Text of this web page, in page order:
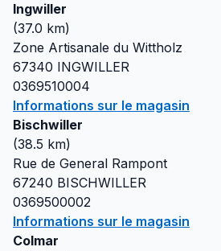
Ingwiller
(37.0 km)
Zone Artisanale du Wittholz
67340 INGWILLER
0369510004
Informations sur le magasin
Bischwiller
(38.5 km)
Rue de General Rampont
67240 BISCHWILLER
0369500002
Informations sur le magasin
Colmar